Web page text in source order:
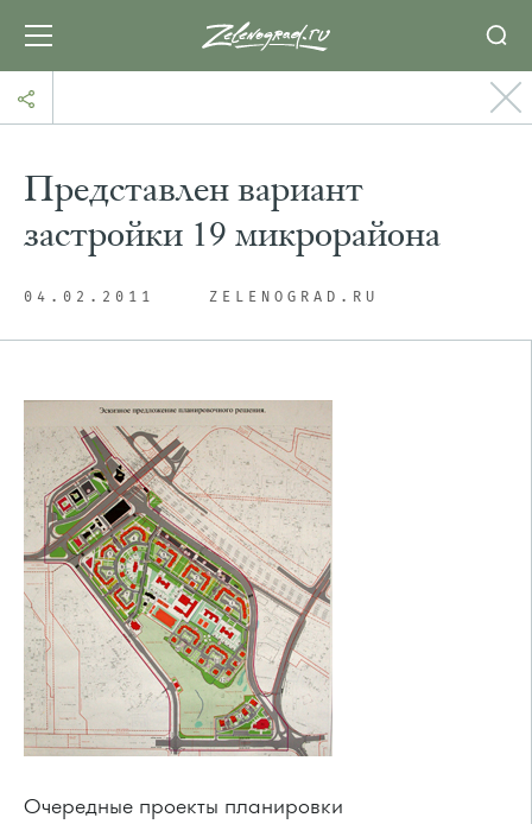
Представлен вариант
застройки 19 микрорайона
04.02.2011 ZELENOGRAD.RU
Очередные проекты планировки